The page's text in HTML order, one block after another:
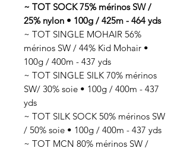
~ TOT SOCK 75% mérinos SW /
25% nylon • 100g / 425m - 464 yds
~ TOT SINGLE MOHAIR 56%
mérinos SW / 44% Kid Mohair •
100g / 400m - 437 yds
~ TOT SINGLE SILK 70% mérinos
SW/ 30% soie • 100g / 400m - 437
yds
~ TOT SILK SOCK 50% mérinos SW
/ 50% soie • 100g / 400m - 437 yds
~ TOT MCN 80% mérinos SW /